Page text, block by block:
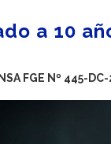
a 10
FGE Nº 445-